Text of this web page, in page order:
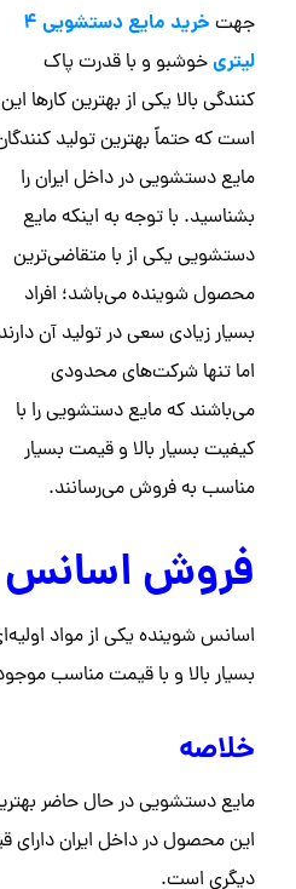
جهت
خرید مایع دستشویی 4
لیتریخوشبو و با قدرت پاک
کنندگی بالا یکی از بهترین کارها این
است که حتماً بهترین تولید
مایع دستشویی در داخل ایران را
بشناسید. با توجه به اینکه مایع
دستشویی یکی از با متقاضی‌ترین
محصول شوینده می‌باشد؛ افراد
بسیار زیادی سعی در تولید آن
اما تنها شرکت‌های محدودی
می‌باشند که مایع دستشویی را با
کیفیت بسیار بالا و قیمت بسیار
مناسب به فروش می‌رسانند.
فروش اسانس
اسانس شوینده یکی از مواد
بسیار بالا و با قیمت مناسب
خلاصه
مایع دستشویی در حال حاضر
این محصول در داخل ایران دارای
دیگری است.